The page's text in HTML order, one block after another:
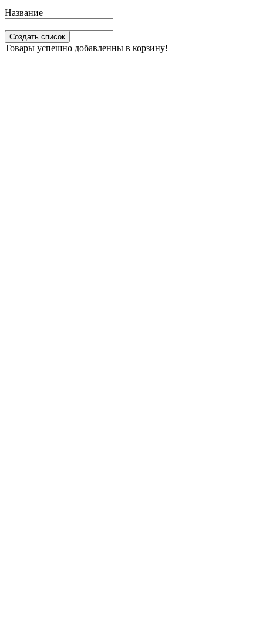
Название
Создать список
Товары успешно добавленны в корзину!